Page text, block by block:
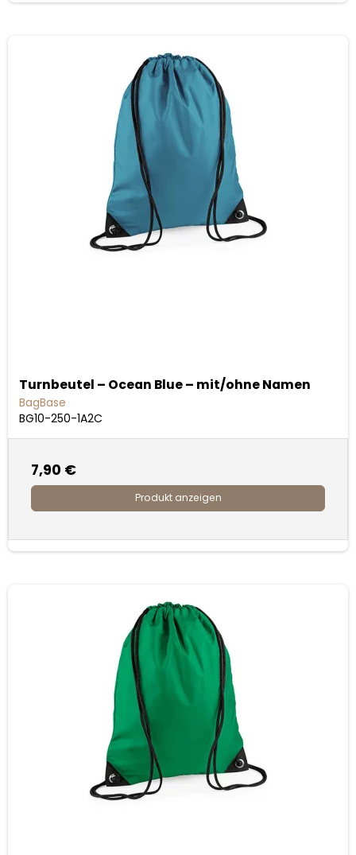
Turnbeutel – Ocean Blue – mit/ohne Namen
BagBase
BG10-250-1A2C
7,90 €
Produkt anzeigen